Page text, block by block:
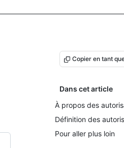
Copier en tant
Dans cet article
À propos des
Définition des
Pour aller plus loin